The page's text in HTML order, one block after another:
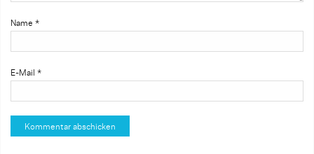
Name *
E-Mail *